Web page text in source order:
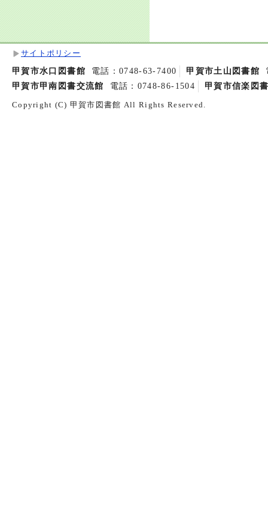
サイトポリシー
甲賀市水口図書館 電話：0748-63-7400 甲賀市土山図書館
甲賀市甲南図書交流館
電話：0748-86-1504 甲賀市信楽図
Copyright (C) 甲賀市図書館 All Rights Reserved.